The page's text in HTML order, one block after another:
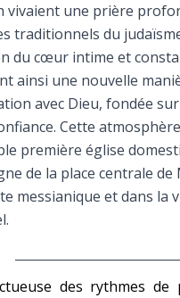
de la semaine
Tiktok
réponses
vivaient une prière
traditionnels du
du cœur intime et
ainsi une nouvelle
avec Dieu, fondée
Cette
première église
de la place centrale de
messianique et dans la
des rythmes